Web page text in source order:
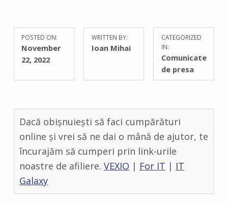
POSTED ON:
November
22, 2022
WRITTEN BY:
Ioan Mihai
C
O
M
T
S
0
CATEGORIZED
IN:
Comunicate
de presa
Dacă obișnuiești să faci cumpărături
online și vrei să ne dai o mână de ajutor, te
încurajăm să cumperi prin link-urile
noastre de afiliere. VEXIO | For IT | IT
Galaxy